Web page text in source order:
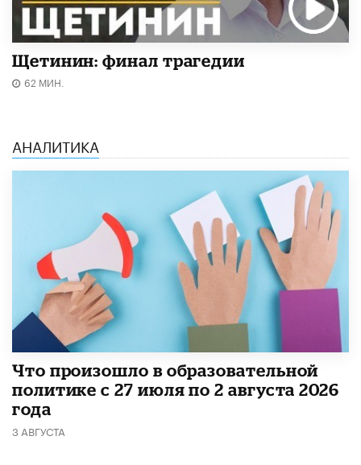
Щетинин: финал трагедии
62 МИН.
АНАЛИТИКА
​Что произошло в образовательной
политике с 27 июля по 2 августа 2026
года
3 АВГУСТА